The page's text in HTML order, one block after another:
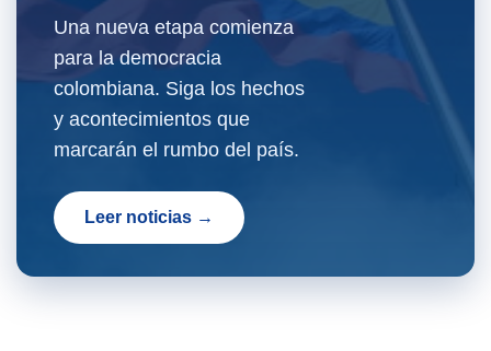
Una nueva etapa comienza
para la democracia
colombiana. Siga los hechos
y acontecimientos que
marcarán el rumbo del país.
Leer noticias →